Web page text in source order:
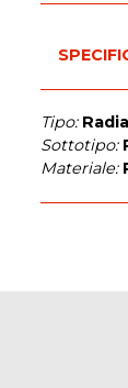
Tipo:
Sottotipo:
Materiale: